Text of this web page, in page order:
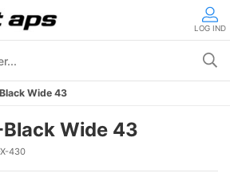
LOG IND
Wide 43
Wide 43
430